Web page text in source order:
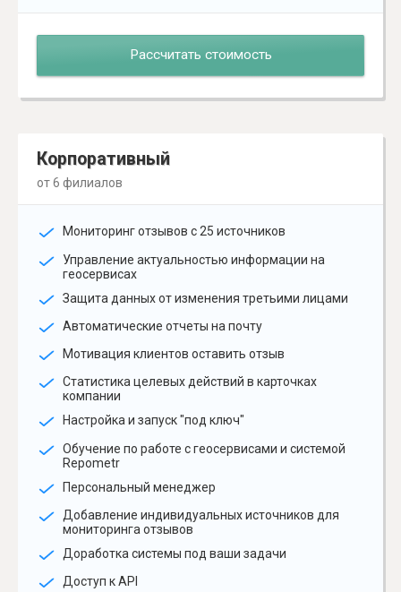
Рассчитать стоимость
Корпоративный
от 6 филиалов
Мониторинг отзывов с 25 источников
Управление актуальностью информации на
геосервисах
Защита данных от изменения третьими лицами
Автоматические отчеты на почту
Мотивация клиентов оставить отзыв
Статистика целевых действий в карточках
компании
Настройка и запуск "под ключ"
Обучение по работе с геосервисами и системой
Repometr
Персональный менеджер
Добавление индивидуальных источников для
мониторинга отзывов
Доработка системы под ваши задачи
Доступ к API